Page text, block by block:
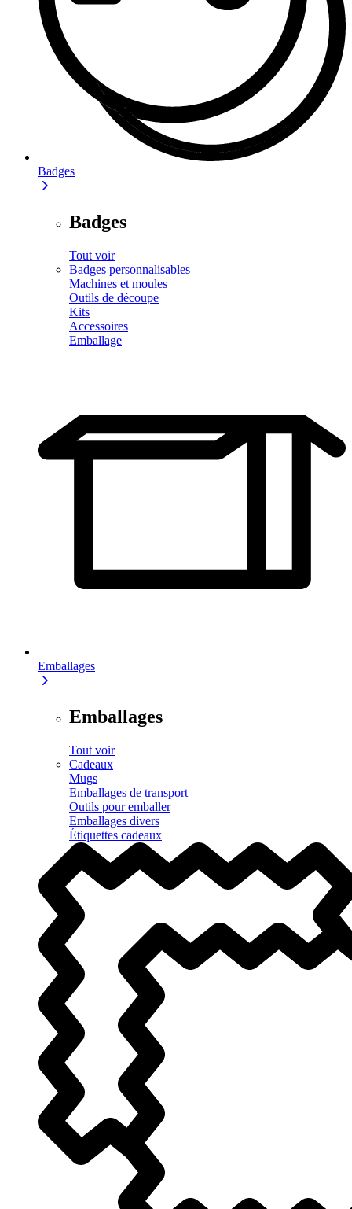
Badges
Badges
Tout voir
Badges personnalisables
Machines et moules
Outils de découpe
Kits
Accessoires
Emballage
Emballages
Emballages
Tout voir
Cadeaux
Mugs
Emballages de transport
Outils pour emballer
Emballages divers
Étiquettes cadeaux